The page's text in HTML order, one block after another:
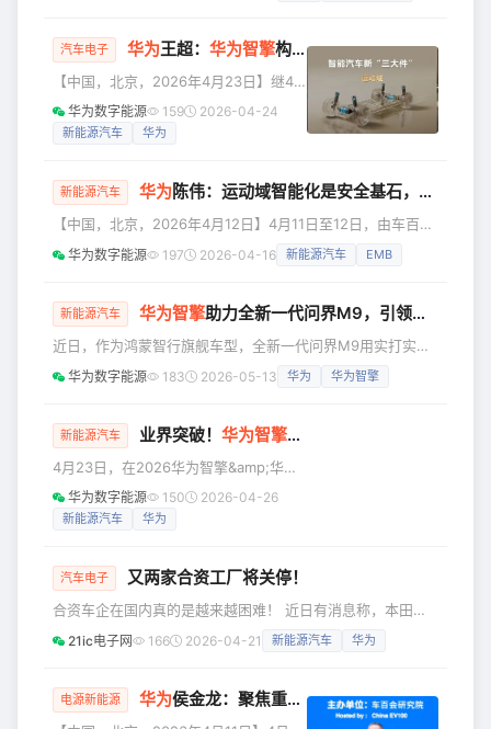
车、风光新能源与人工智能产业协同高速发展，正全面进入深
度融合新阶段，呈现出电动化全面深化、智能化全域渗透、能
源网深度融合的核心特征。随着电动汽车产业迎来第三波浪
潮，乘用车
汽车电子 华为王超： 华为智擎构筑 新能源汽车“用能之核心
【中国，北京，2026年4月23日】继4
月22日华为常务董事、产品投资评审委
员会主任、终端BG董事长余承东在鸿蒙
&amp;华为超充战略与新品发布会上，
了“华为智擎”品牌愿景及在“运动域”领域
取得的最新技术成果。 他提出，智舱
的“新三大件”，成为汽车技术革命
华为数字能源 159 2026-04-24
新能源汽车 华为
新能源汽车 华为陈伟：运动域智能化是安全基石， 华为
【中国，北京，2026年4月12日】4月11日至12日，由车百会
研究院主办的智能电动汽车发展高层论坛（2026）在北京召
为“华为智擎 精准守护 安全出行”的演讲。他指出，智能汽车
其中运动域是整车安全的基石。 陈伟表示：“华为智擎定位为
运
华为数字能源 197 2026-04-16 新能源汽车 EMB
新能源汽车 华为智擎助力全新一代问界M9，引领性能跃迁
近日，作为鸿蒙智行旗舰车型，全新一代问界M9用实打实市
场成绩印证旗舰统治力：预售仅12天，累计预定量强势突破
擎成为继鸿蒙座舱、乾崑智驾之后“智能汽车第三大件”，共同
为智擎全新800V双碳化硅动力平台，提供超900马力强劲动
力、支持量产
华为数字能源 183 2026-05-13 华为 华为智擎
新能源汽车 业界突破！ 华为智擎让3吨电动车完成1.2米立定
4月23日，在2026华为智擎&amp;华为
超充战略与新品发布会上，华为智擎展
示了一个堪称“反物理”的极限测试：一台
擎在驱动、制动、悬架、转向全域融合
这一成绩不仅刷新了业界对电动车操控
的认知，更标志着汽车从单纯的交通工
破了传统汽车的能力边界。 汽
华为数字能源 150 2026-04-26
新能源汽车 华为
汽车电子 又两家合资工厂将关停！
合资车企在国内真的是越来越困难！ 近日有消息称，本田计
划停产广州、武汉2座燃油车工厂，我们查阅了一下消息来
报》、第一财经等在当天进行了跟进报道。所以，这个消息是
可靠的。 据《东洋经济在线》报道，按计划，广汽本田相关
21ic电子网 166 2026-04-21 新能源汽车 华为
电源新能源 华为侯金龙：聚焦重卡超充化与运动域智能化，推动电动汽车产业高质量发展